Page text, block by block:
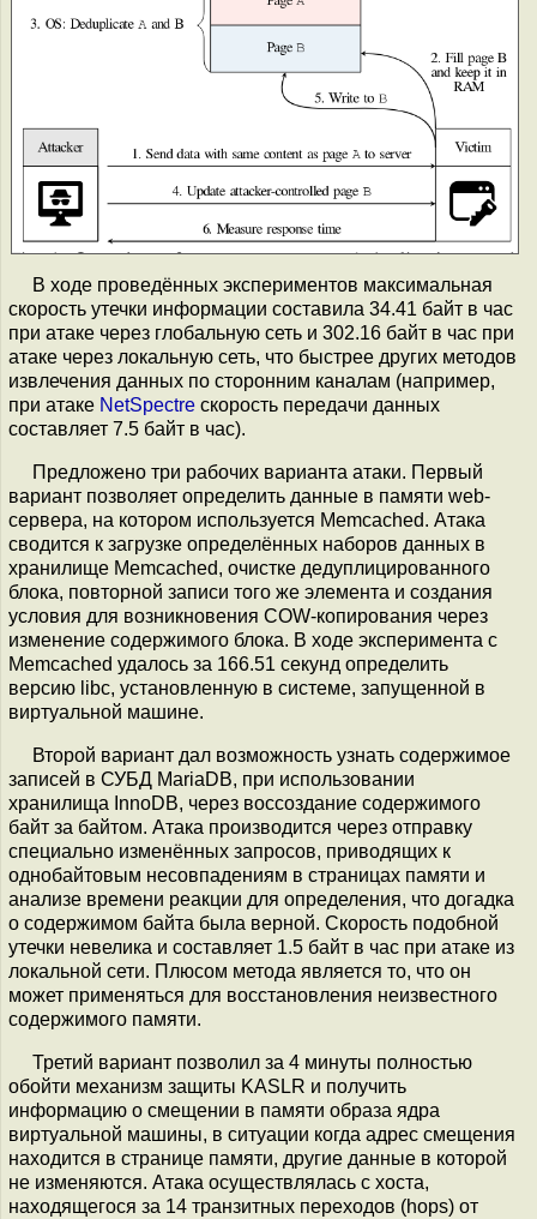
В ходе проведённых экспериментов максимальная
скорость утечки информации составила 34.41 байт в час
при атаке через глобальную сеть и 302.16 байт в час при
атаке через локальную сеть, что быстрее других методов
извлечения данных по сторонним каналам (например,
при атаке NetSpectre скорость передачи данных
составляет 7.5 байт в час).
Предложено три рабочих варианта атаки. Первый
вариант позволяет определить данные в памяти web-
сервера, на котором используется Memcached. Атака
сводится к загрузке определённых наборов данных в
хранилище Memcached, очистке дедуплицированного
блока, повторной записи того же элемента и создания
условия для возникновения COW-копирования через
изменение содержимого блока. В ходе эксперимента с
Memcached удалось за 166.51 секунд определить
версию libc, установленную в системе, запущенной в
виртуальной машине.
Второй вариант дал возможность узнать содержимое
записей в СУБД MariaDB, при использовании
хранилища InnoDB, через воссоздание содержимого
байт за байтом. Атака производится через отправку
специально изменённых запросов, приводящих к
однобайтовым несовпадениям в страницах памяти и
анализе времени реакции для определения, что догадка
о содержимом байта была верной. Cкорость подобной
утечки невелика и составляет 1.5 байт в час при атаке из
локальной сети. Плюсом метода является то, что он
может применяться для восстановления неизвестного
содержимого памяти.
Третий вариант позволил за 4 минуты полностью
обойти механизм защиты KASLR и получить
информацию о смещении в памяти образа ядра
виртуальной машины, в ситуации когда адрес смещения
находится в странице памяти, другие данные в которой
не изменяются. Атака осуществлялась с хоста,
находящегося за 14 транзитных переходов (hops) от